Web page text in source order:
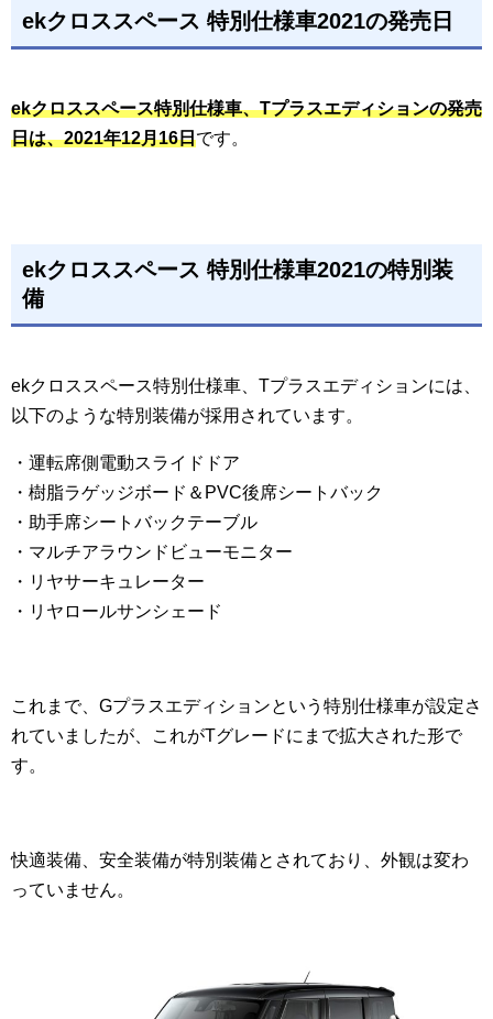
ekクロススペース 特別仕様車2021の発売日
ekクロススペース特別仕様車、Tプラスエディションの発売
日は、2021年12月16日です。
ekクロススペース 特別仕様車2021の特別装
備
ekクロススペース特別仕様車、Tプラスエディションには、
以下のような特別装備が採用されています。
・運転席側電動スライドドア
・樹脂ラゲッジボード＆PVC後席シートバック
・助手席シートバックテーブル
・マルチアラウンドビューモニター
・リヤサーキュレーター
・リヤロールサンシェード
これまで、Gプラスエディションという特別仕様車が設定さ
れていましたが、これがTグレードにまで拡大された形で
す。
快適装備、安全装備が特別装備とされており、外観は変わ
っていません。